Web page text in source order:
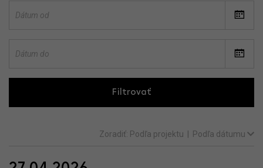
Filtrovať
Zoradiť: Podľa projektu Podľa dátumu